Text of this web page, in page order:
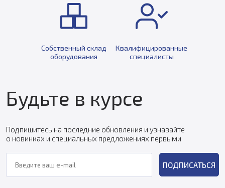
Собственный склад
оборудования
Квалифицированные
специалисты
Будьте в курсе
Подпишитесь на последние обновления и узнавайте
о новинках и специальных предложениях первыми
ПОДПИСАТЬСЯ